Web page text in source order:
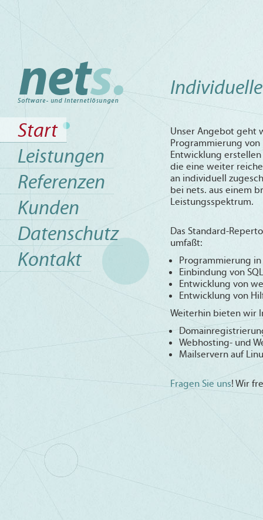
Start
Leistungen
Referenzen
Kunden
Datenschutz
Kontakt
Unser Angebot geht
Programmierung von
Entwicklung
die eine weiter
an individuell
bei nets. aus einem
Leistungsspektrum.
Das Standard-
umfaßt:
Programmierung in
Einbindung von
Entwicklung von
Entwicklung von
Weiterhin bieten wir
Webhosting- und
Mailservern auf
Fragen Sie uns! Wir